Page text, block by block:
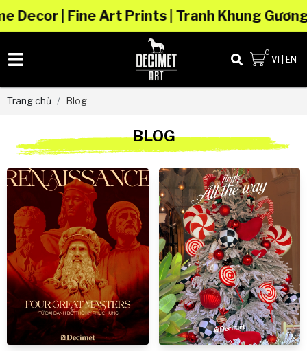
Tranh Khung Gương | Tranh Treo Tường
0
VI EN
Trang chủ Blog
BLOG